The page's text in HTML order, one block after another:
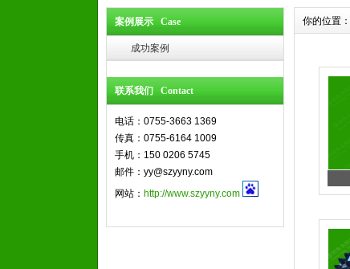
案例展示 Case
成功案例
联系我们 Contact
电话：0755-3663 1369
传真：0755-6164 1009
手机：150 0206 5745
邮件：yy@szyyny.com
网站： http://www.szyyny.com
你的位置：